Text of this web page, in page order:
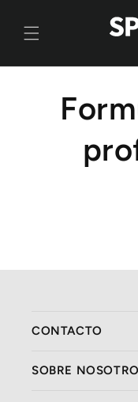
conteúdo
CONTACTO
SOBRE